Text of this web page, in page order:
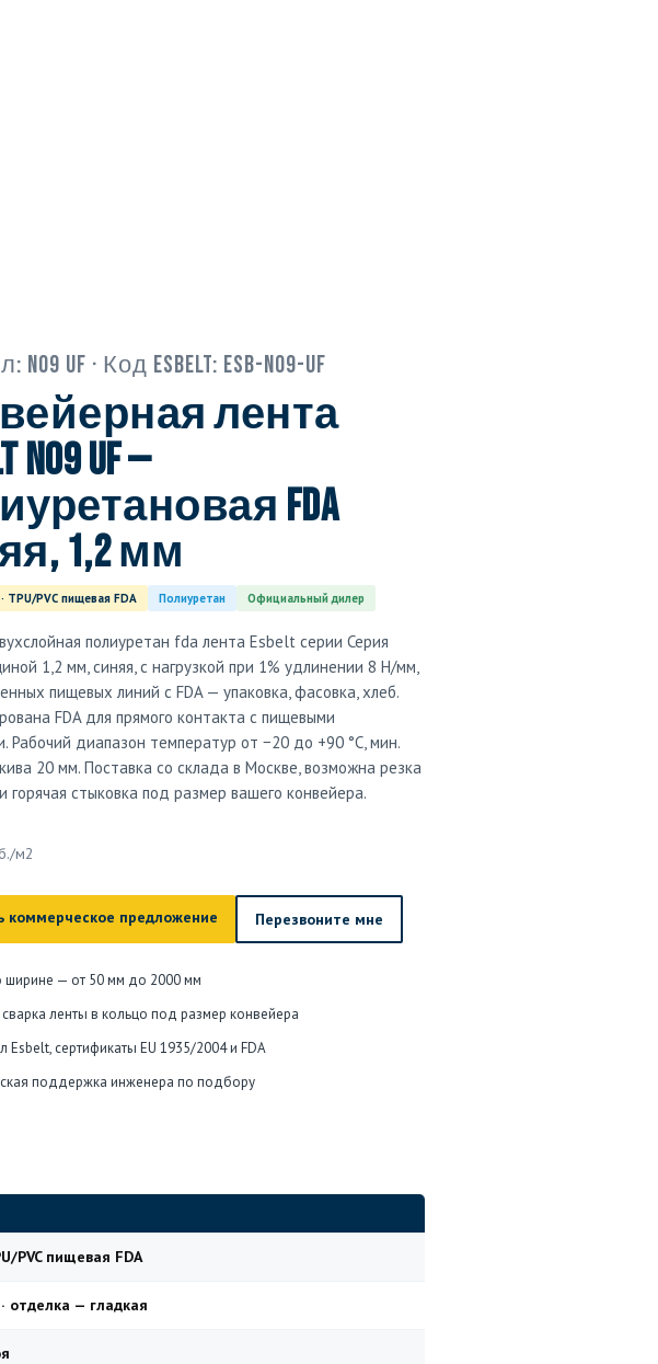
N09 UF · Код Esbelt: ESB-N09-UF
лента
N09 UF —
FDA
1,2 мм
TPU/PVC пищевая FDA Полиуретан Официальный дилер
полиуретан fda лента Esbelt серии Серия
1,2 мм, синяя, с нагрузкой при 1% удлинении 8 Н/мм,
пищевых линий с FDA — упаковка, фасовка, хлеб.
FDA для прямого контакта с пищевыми
Рабочий диапазон температур от −20 до +90 °C, мин.
20 мм. Поставка со склада в Москве, возможна резка
горячая стыковка под размер вашего конвейера.
м2
коммерческое предложение Перезвоните мне
ширине — от 50 мм до 2000 мм
ленты в кольцо под размер конвейера
Esbelt, сертификаты EU 1935/2004 и FDA
поддержка инженера по подбору
PVC пищевая FDA
отделка — гладкая